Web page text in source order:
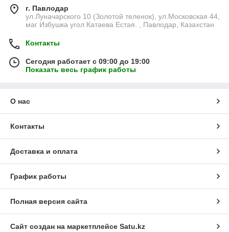
г. Павлодар
ул.Луначарского 10 (Золотой теленок), ул.Московская 44,
маг Избушка угол Катаева Естая. , Павлодар, Казахстан
Контакты
Сегодня работает с 09:00 до 19:00
Показать весь график работы
О нас
Контакты
Доставка и оплата
График работы
Полная версия сайта
Сайт создан на маркетплейсе Satu.kz